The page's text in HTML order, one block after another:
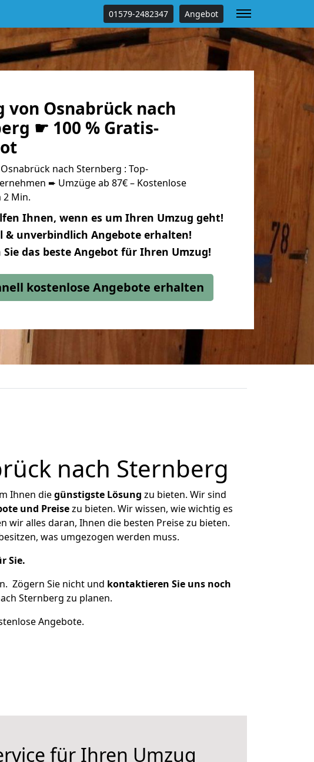
01579-2482347 Angebot
von Osnabrück nach
☛ 100 % Gratis-
nach Sternberg : Top-
➨ Umzüge ab 87€ – Kostenlose
2 Min.
Ihnen, wenn es um Ihren Umzug geht!
& unverbindlich Angebote erhalten!
Sie das beste Angebot für Ihren Umzug!
kostenlose Angebote erhalten
nach Sternberg
Ihnen diegünstigste Lösung zu bieten. Wir sind
und Preisezu bieten. Wir wissen, wie wichtig es
wir alles daran, Ihnen die besten Preise zu bieten.
was umgezogen werden muss.
Sie.
Zögern Sie nicht und kontaktieren Sie uns noch
Sternberg zu planen.
Angebote.
für Ihren Umzug